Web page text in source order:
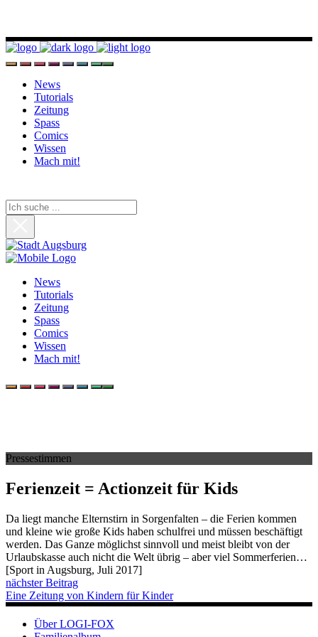
News
Tutorials
Zeitung
Spass
Comics
Wissen
Mach mit!
News
Tutorials
Zeitung
Spass
Comics
Wissen
Mach mit!
Pressestimmen
Ferienzeit = Actionzeit für Kids
Da liegt manche Elternstirn in Sorgenfalten – die Ferien kommen
und kleine wie große Kids haben schulfrei und müssen beschäftigt
werden. Das Ganze möglichst sinnvoll und meist bleibt von der
Urlaubskasse auch nicht die Welt übrig – aber viel Sommerferien…
[Sport in Augsburg, Juli 2017]
nächster Beitrag
Eine Zeitung von Kindern für Kinder
Über LOGI-FOX